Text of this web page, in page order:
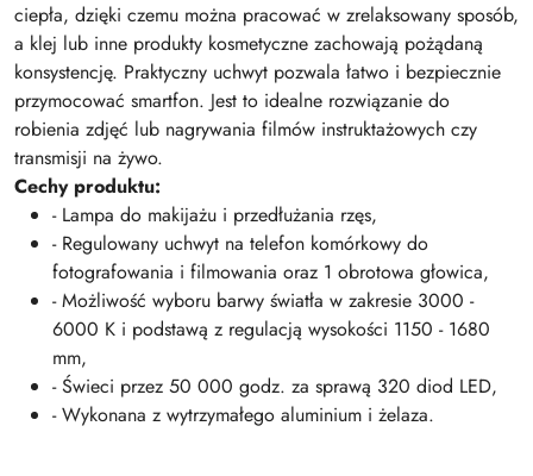
ciepła, dzięki czemu można pracować w zrelaksowany sposób,
a klej lub inne produkty kosmetyczne zachowają pożądaną
konsystencję. Praktyczny uchwyt pozwala łatwo i bezpiecznie
przymocować smartfon. Jest to idealne rozwiązanie do
robienia zdjęć lub nagrywania filmów instruktażowych czy
transmisji na żywo.
Cechy produktu:
- Lampa do makijażu i przedłużania rzęs,
- Regulowany uchwyt na telefon komórkowy do
fotografowania i filmowania oraz 1 obrotowa głowica,
- Możliwość wyboru barwy światła w zakresie 3000 -
6000 K i podstawą z regulacją wysokości 1150 - 1680
mm,
- Świeci przez 50 000 godz. za sprawą 320 diod LED,
- Wykonana z wytrzymałego aluminium i żelaza.